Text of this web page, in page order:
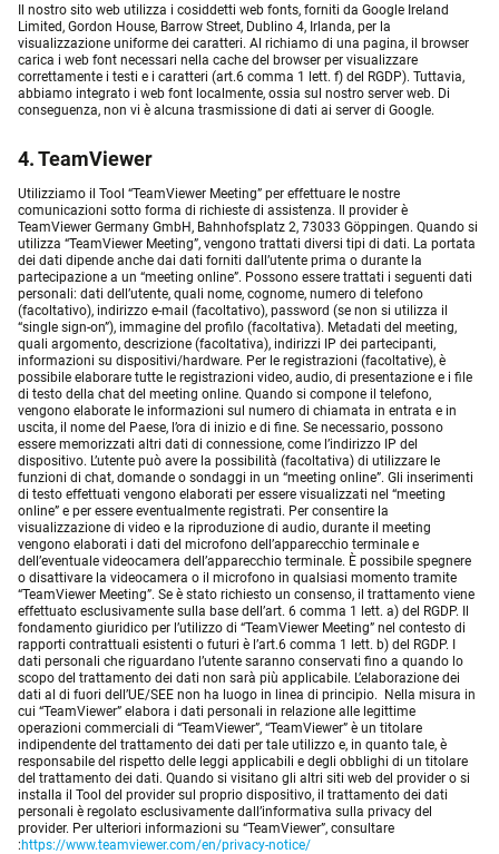
Il nostro sito web utilizza i cosiddetti web fonts, forniti da Google Ireland
Limited, Gordon House, Barrow Street, Dublino 4, Irlanda, per la
visualizzazione uniforme dei caratteri. Al richiamo di una pagina, il browser
carica i web font necessari nella cache del browser per visualizzare
correttamente i testi e i caratteri (art.6 comma 1 lett. f) del RGDP). Tuttavia,
abbiamo integrato i web font localmente, ossia sul nostro server web. Di
conseguenza, non vi è alcuna trasmissione di dati ai server di Google.
4. TeamViewer
Utilizziamo il Tool “TeamViewer Meeting” per effettuare le nostre
comunicazioni sotto forma di richieste di assistenza. Il provider è
TeamViewer Germany GmbH, Bahnhofsplatz 2, 73033 Göppingen. Quando si
utilizza “TeamViewer Meeting”, vengono trattati diversi tipi di dati. La portata
dei dati dipende anche dai dati forniti dall’utente prima o durante la
partecipazione a un “meeting online”. Possono essere trattati i seguenti dati
personali: dati dell’utente, quali nome, cognome, numero di telefono
(facoltativo), indirizzo e-mail (facoltativo), password (se non si utilizza il
“single sign-on”), immagine del profilo (facoltativa). Metadati del meeting,
quali argomento, descrizione (facoltativa), indirizzi IP dei partecipanti,
informazioni su dispositivi/hardware. Per le registrazioni (facoltative), è
possibile elaborare tutte le registrazioni video, audio, di presentazione e i file
di testo della chat del meeting online. Quando si compone il telefono,
vengono elaborate le informazioni sul numero di chiamata in entrata e in
uscita, il nome del Paese, l’ora di inizio e di fine. Se necessario, possono
essere memorizzati altri dati di connessione, come l’indirizzo IP del
dispositivo. L’utente può avere la possibilità (facoltativa) di utilizzare le
funzioni di chat, domande o sondaggi in un “meeting online”. Gli inserimenti
di testo effettuati vengono elaborati per essere visualizzati nel “meeting
online” e per essere eventualmente registrati. Per consentire la
visualizzazione di video e la riproduzione di audio, durante il meeting
vengono elaborati i dati del microfono dell’apparecchio terminale e
dell’eventuale videocamera dell’apparecchio terminale. È possibile spegnere
o disattivare la videocamera o il microfono in qualsiasi momento tramite
“TeamViewer Meeting”. Se è stato richiesto un consenso, il trattamento viene
effettuato esclusivamente sulla base dell’art. 6 comma 1 lett. a) del RGDP. Il
fondamento giuridico per l’utilizzo di “TeamViewer Meeting” nel contesto di
rapporti contrattuali esistenti o futuri è l’art.6 comma 1 lett. b) del RGDP. I
dati personali che riguardano l’utente saranno conservati fino a quando lo
scopo del trattamento dei dati non sarà più applicabile. L’elaborazione dei
dati al di fuori dell’UE/SEE non ha luogo in linea di principio. Nella misura in
cui “TeamViewer” elabora i dati personali in relazione alle legittime
operazioni commerciali di “TeamViewer”, “TeamViewer” è un titolare
indipendente del trattamento dei dati per tale utilizzo e, in quanto tale, è
responsabile del rispetto delle leggi applicabili e degli obblighi di un titolare
del trattamento dei dati. Quando si visitano gli altri siti web del provider o si
installa il Tool del provider sul proprio dispositivo, il trattamento dei dati
personali è regolato esclusivamente dall’informativa sulla privacy del
provider. Per ulteriori informazioni su “TeamViewer”, consultare
:https://www.teamviewer.com/en/privacy-notice/